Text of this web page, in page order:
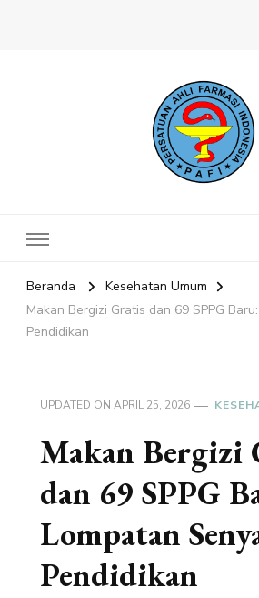
Beranda
Kesehatan Umum
Makan Bergizi Gratis dan 69 SPPG
Pendidikan
UPDATED ON APRIL 25, 2026
Makan Bergizi
dan 69 SPPG
Lompatan
Pendidikan